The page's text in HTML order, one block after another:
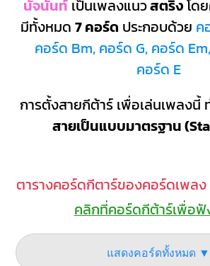
นัจนันท์เป็นเพลงแนวสตริงโด
มีทั้งหมด 7 คอร์ด ประกอบด้วย ค
คอร์ด Bm, คอร์ด G, คอร์ด
คอร์ด E
การตั้งสายกีต้าร์ เพื่อเล่นเพลงนี้
สายเป็นแบบมาตรฐาน
ตารางคอร์ดกีตาร์ของคอร์ดเพลง
คลิกที่คอร์ดกีต้าร์เพื่อฟั
แสดงคอร์ดทั้งหมด ▼